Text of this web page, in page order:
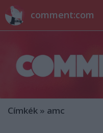
comment:com
Címkék » amc